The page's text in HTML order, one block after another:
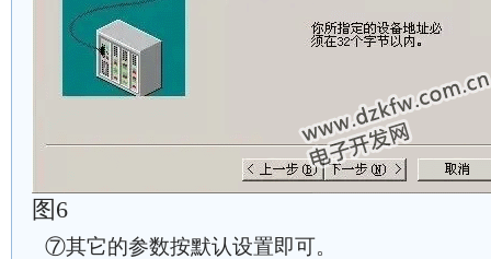
图6
⑦其它的参数按默认设置即可。